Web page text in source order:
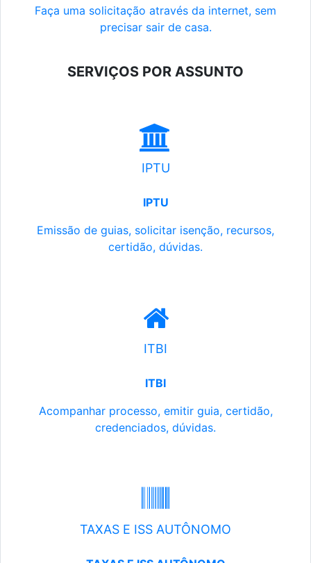
Faça uma solicitação através da internet, sem
precisar sair de casa.
SERVIÇOS POR ASSUNTO
IPTU
IPTU
Emissão de guias, solicitar isenção, recursos,
certidão, dúvidas.
ITBI
ITBI
Acompanhar processo, emitir guia, certidão,
credenciados, dúvidas.
TAXAS E ISS AUTÔNOMO